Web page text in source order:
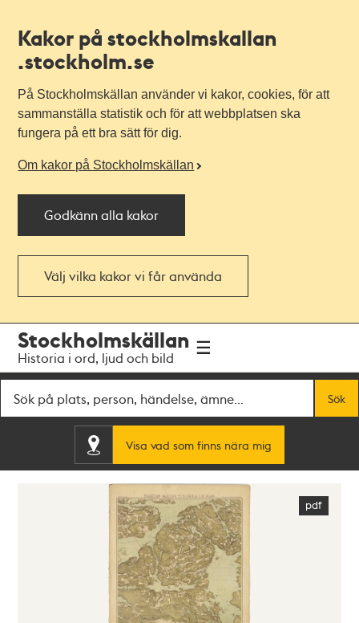
Kakor på stockholmskallan
.stockholm.se
På Stockholmskällan använder vi kakor, cookies, för att
sammanställa statistik och för att webbplatsen ska
fungera på ett bra sätt för dig.
Om kakor på Stockholmskällan
Godkänn alla kakor
Välj vilka kakor vi får använda
navigationen
huvudinnehållet
Stockholmskällan
Historia i ord, ljud och bild
Sök
Visa vad som finns nära mig